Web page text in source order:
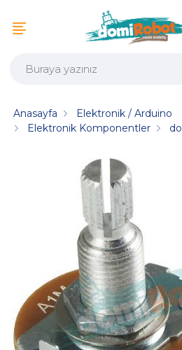
Anasayfa
Elektronik / Arduino
Elektronik Komponentler